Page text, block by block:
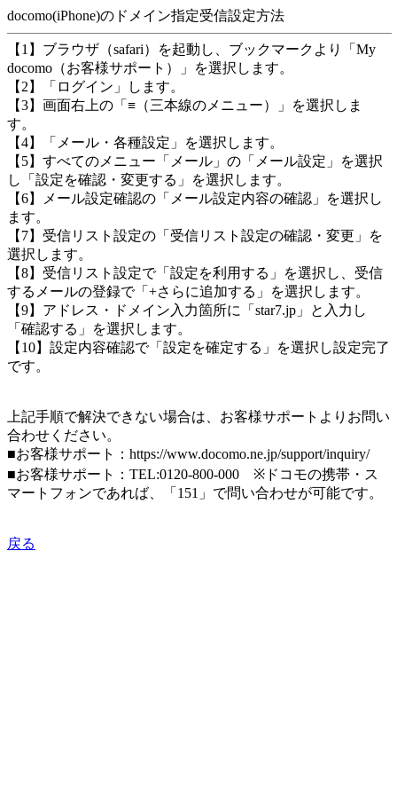
docomo(iPhone)のドメイン指定受信設定方法
【1】ブラウザ（safari）を起動し、ブックマークより「My
docomo（お客様サポート）」を選択します。
【2】「ログイン」します。
【3】画面右上の「≡（三本線のメニュー）」を選択しま
す。
【4】「メール・各種設定」を選択します。
【5】すべてのメニュー「メール」の「メール設定」を選択
し「設定を確認・変更する」を選択します。
【6】メール設定確認の「メール設定内容の確認」を選択し
ます。
【7】受信リスト設定の「受信リスト設定の確認・変更」を
選択します。
【8】受信リスト設定で「設定を利用する」を選択し、受信
するメールの登録で「+さらに追加する」を選択します。
【9】アドレス・ドメイン入力箇所に「star7.jp」と入力し
「確認する」を選択します。
【10】設定内容確認で「設定を確定する」を選択し設定完了
です。
上記手順で解決できない場合は、お客様サポートよりお問い
合わせください。
■お客様サポート：https://www.docomo.ne.jp/support/inquiry/
■お客様サポート：TEL:0120-800-000 ※ドコモの携帯・ス
マートフォンであれば、「151」で問い合わせが可能です。
戻る